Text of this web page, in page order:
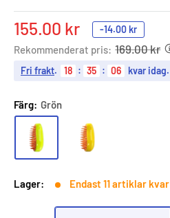
Sale
price
155.00 kr -14.00 kr
Rekommenderat pris: 169.00 kr
Fri frakt. 18 : 35 : 05 kvar idag.
Färg: Grön
Lager: Endast 11 artiklar kvar